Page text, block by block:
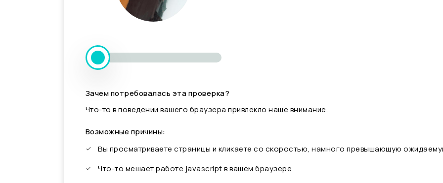
Зачем потребовалась эта проверка?
Что-то в поведении вашего браузера привлекло наше внимание.
Возможные причины:
Вы просматриваете страницы и кликаете со скоростью, намного превышающую
Что-то мешает работе javascript в вашем браузере